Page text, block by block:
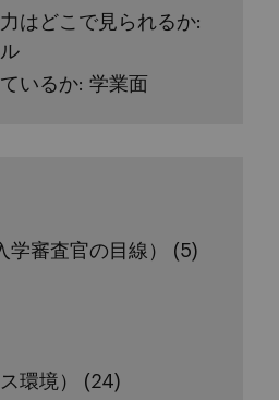
はどこで見られるか:
いるか: 学業面
学審査官の目線）
(5)
環境）
(24)